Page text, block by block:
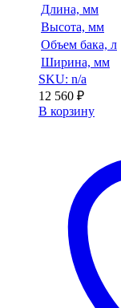
Длина, мм
Высота, мм
Объем бака, л
Ширина, мм
SKU: n/a
12 560 ₽
В корзину